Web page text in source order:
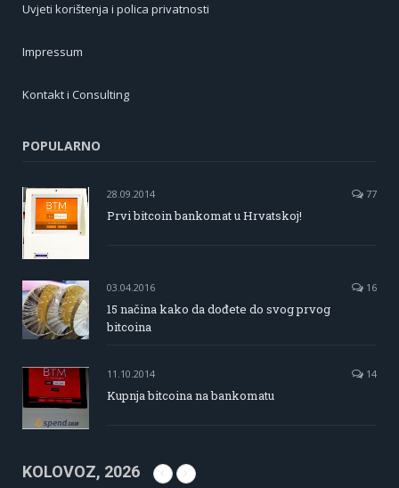
Uvjeti korištenja i polica privatnosti
Impressum
Kontakt i Consulting
POPULARNO
28.09.2014 77
Prvi bitcoin bankomat u Hrvatskoj!
03.04.2016 16
15 načina kako da dođete do svog prvog
bitcoina
11.10.2014 14
Kupnja bitcoina na bankomatu
KOLOVOZ, 2026